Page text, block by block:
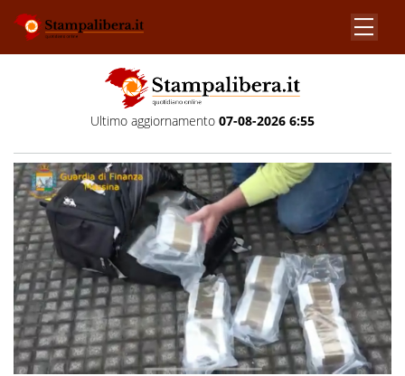
Ultimo aggiornamento 07-08-2026 6:55